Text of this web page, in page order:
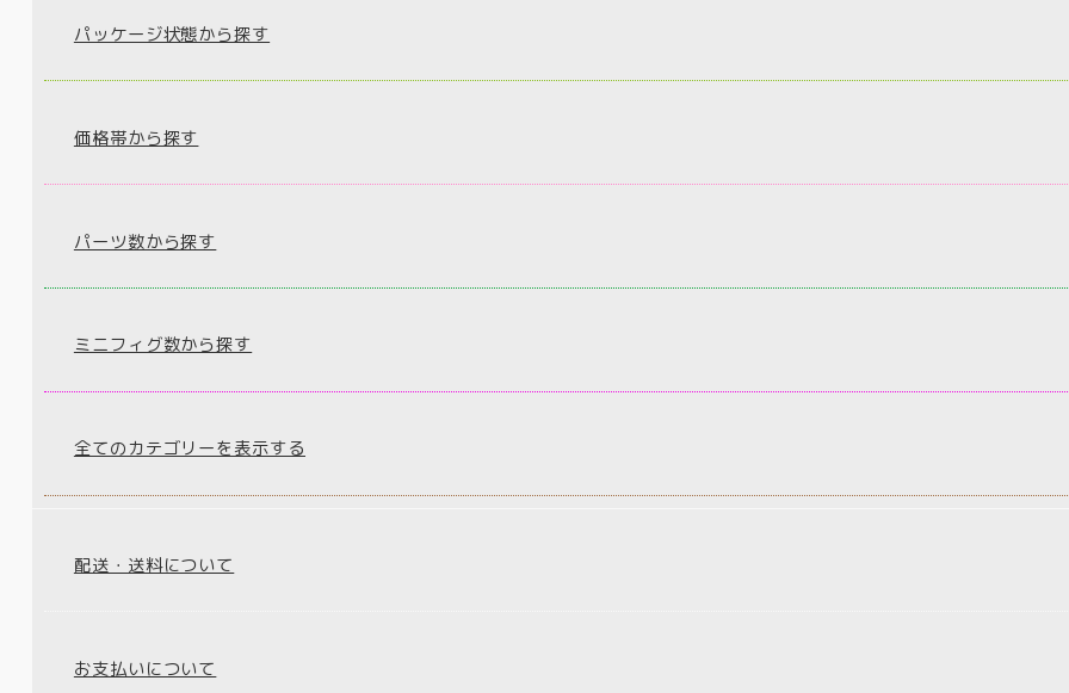
パッケージ状態から探す
価格帯から探す
パーツ数から探す
ミニフィグ数から探す
全てのカテゴリーを表示する
配送・送料について
お支払いについて